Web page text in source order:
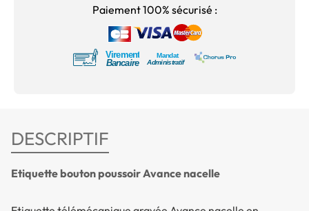
Paiement 100% sécurisé :
DESCRIPTIF
Etiquette bouton poussoir Avance nacelle